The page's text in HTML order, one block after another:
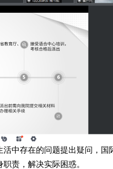
中存在的问题提出疑问，国
责，解决实际困惑。